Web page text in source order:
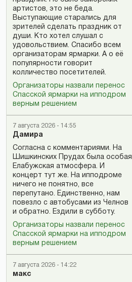
артистов, это не беда.
Выступающие старались для
зрителей сделать праздник от
души. Кто хотел слушал с
удовольствием. Спасибо всем
организаторам ярмарки. А о её
популярности говорит
колличество посетителей.
Организаторы назвали перенос
Спасской ярмарки на ипподром
верным решением
7 августа 2026 - 14:55
Дамира
Согласна с комментариями. На
Шишкинских Прудах была особая
Елабужская атмосфера. И
концерт тут же. На ипподроме
ничего не понятно, все
перепутано. Единственно, нам
повезло с автобусами из Челнов
и обратно. Ездили в субботу.
Организаторы назвали перенос
Спасской ярмарки на ипподром
верным решением
7 августа 2026 - 14:22
макс